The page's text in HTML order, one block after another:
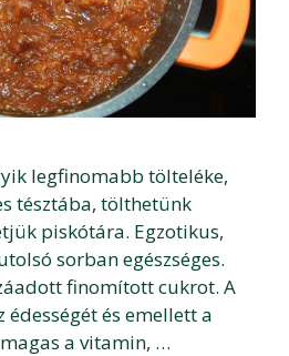
legfinomabb tölteléke,
tésztába, tölthetünk
piskótára. Egzotikus,
sorban egészséges.
finomított cukrot. A
és emellett a
a vitamin, …